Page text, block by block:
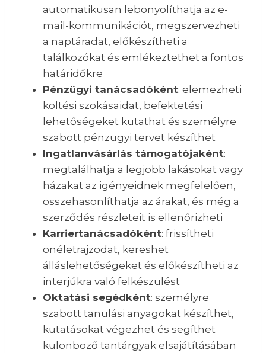
automatikusan lebonyolíthatja az e-
mail-kommunikációt, megszervezheti
a naptáradat, előkészítheti a
találkozókat és emlékeztethet a fontos
határidőkre
Pénzügyi tanácsadóként: elemezheti
költési szokásaidat, befektetési
lehetőségeket kutathat és személyre
szabott pénzügyi tervet készíthet
Ingatlanvásárlás támogatójaként:
megtalálhatja a legjobb lakásokat vagy
házakat az igényeidnek megfelelően,
összehasonlíthatja az árakat, és még a
szerződés részleteit is ellenőrizheti
Karriertanácsadóként: frissítheti
önéletrajzodat, kereshet
álláslehetőségeket és előkészítheti az
interjúkra való felkészülést
Oktatási segédként: személyre
szabott tanulási anyagokat készíthet,
kutatásokat végezhet és segíthet
különböző tantárgyak elsajátításában